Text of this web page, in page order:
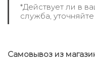
*Действует ли в
служба,
Самовывоз из